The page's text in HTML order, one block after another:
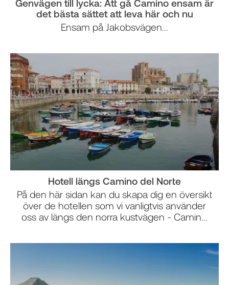
Genvägen till lycka: Att gå Camino ensam är
det bästa sättet att leva här och nu
Ensam på Jakobsvägen...
Hotell längs Camino del Norte
På den här sidan kan du skapa dig en översikt
över de hotellen som vi vanligtvis använder
oss av längs den norra kustvägen - Camin...